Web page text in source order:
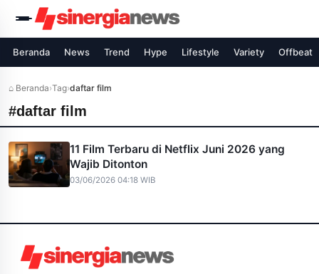
Beranda News Trend Hype Lifestyle Variety Offbeat
⌂ Beranda›Tag›daftar film
#daftar film
11 Film Terbaru di Netflix Juni 2026 yang
Wajib Ditonton
03/06/2026 04:18 WIB